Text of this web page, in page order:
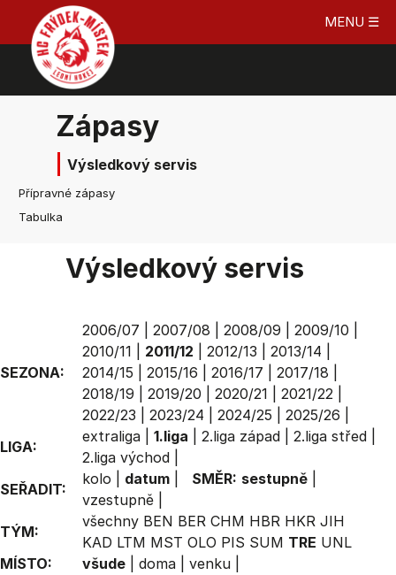
MENU ☰
Zápasy
Výsledkový servis
Přípravné zápasy
Tabulka
Výsledkový servis
SEZONA:
2006/07 2007/08 2008/09 2009/10
2010/11
2011/12 2012/13 2013/14
2014/15
2015/16 2016/17 2017/18
2018/19
2019/20 2020/21 2021/22
2022/23
2023/24 2024/25 2025/26
LIGA:
extraliga 1.liga 2.liga západ 2.liga střed
2.liga východ
SEŘADIT:
kolo datum SMĚR: sestupně
vzestupně
TÝM:
všechny BEN BER CHM HBR HKR JIH
KAD LTM MST OLO PIS SUM TRE UNL
MÍSTO:
všude doma venku